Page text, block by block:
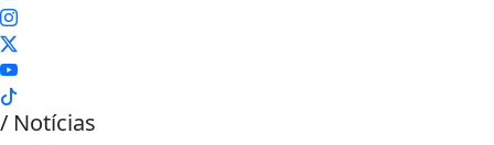
/ Notícias